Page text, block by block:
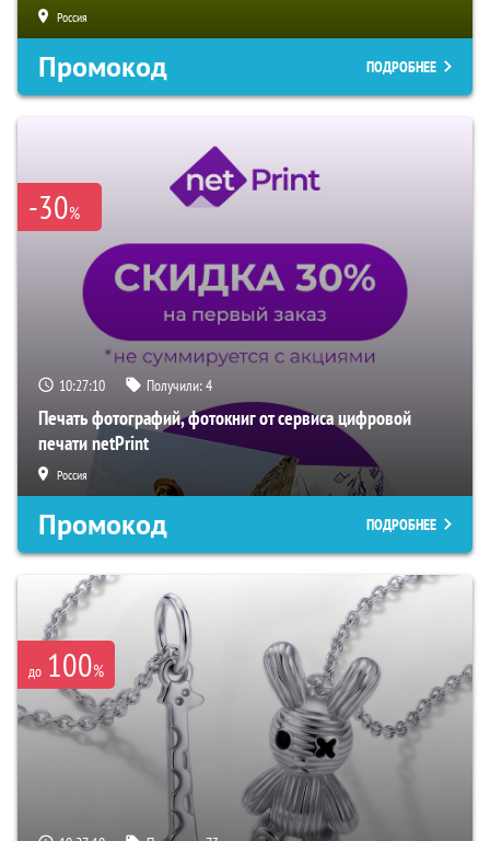
Россия
Промокод ПОДРОБНЕЕ
-30%
10:27:09 Получили:4
Печать фотографий, фотокниг от сервиса цифровой
печати netPrint
Россия
Промокод ПОДРОБНЕЕ
до 100%